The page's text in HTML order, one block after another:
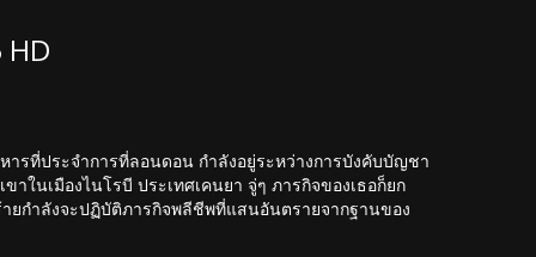
ารที่ประจำการที่ลอนดอน กำลังอยู่ระหว่างการบังคับบัญชา
ในเมืองไนโรบี ประเทศเคนยา จู่ๆ ภารกิจของเธอก็ยก
ายกำลังจะปฏิบัติภารกิจพลีชีพที่แสนอันตรายจากฐานของ